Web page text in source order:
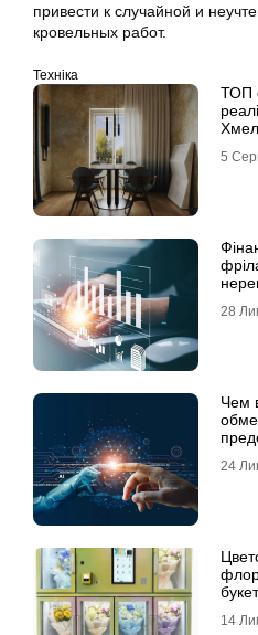
привести к случайной и
кровельных работ.
Техніка
ТОП
5
28
Чем
24
14